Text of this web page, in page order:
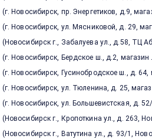
(г. Новосибирск, пр. Энергетиков, д.9,
(г. Новосибирск, ул. Мясниковой, д. 29,
( Новосибирск г., Забалуева ул., д.58, ТЦ
(г. Новосибирск, Бердское ш., д.2, магазин
(г. Новосибирск, Гусинобродское ш., д.
(г. Новосибирск, ул. Тюленина, д. 25,
(г. Новосибирск, ул. Большевистская, д.
( Новосибирск г., Кропоткина ул., д. 263,
( Новосибирск г., Ватутина ул., д. 93/1,